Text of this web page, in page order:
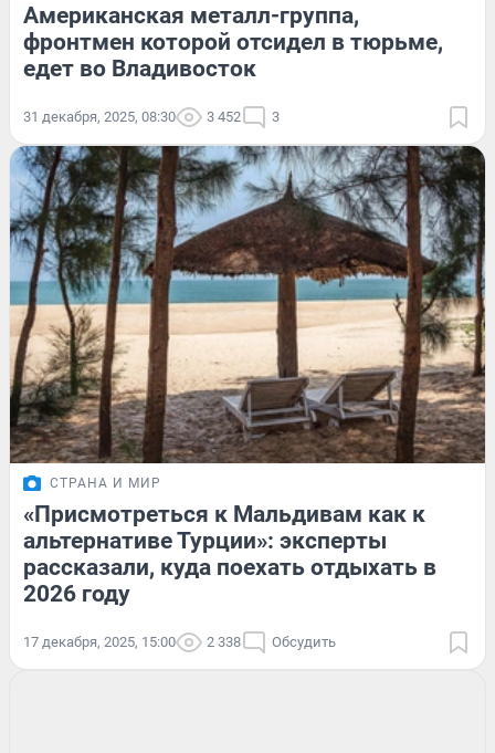
Американская металл-группа,
фронтмен которой отсидел в тюрьме,
едет во Владивосток
31 декабря, 2025, 08:30 3 452 3
СТРАНА И МИР
«Присмотреться к Мальдивам как к
альтернативе Турции»: эксперты
рассказали, куда поехать отдыхать в
2026 году
17 декабря, 2025, 15:00 2 338 Обсудить